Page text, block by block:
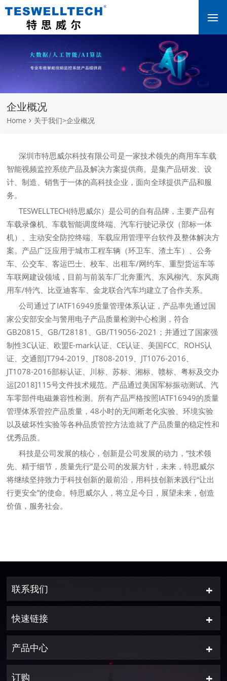
企业概况
Home 关于我们>企业概况
深圳市特思威尔科技有限公司是一家技术领先的商用车车载
智能视频监控系统产品及解决方案提供商。是集产品研发、设
计、制造、销售于一体的高科技企业，面向全球提供产品和服
务。
TESWELLTECH(特思威尔）是公司的自有品牌，主要产品有
车载录像机、车载智能调度终端、汽车行驶记录仪（部标一体
机）、主动安全防控终端、车载应用管理平台软件及整体解决方
案。产品广泛应用于城市工程车辆（环卫车、渣土车）、公务
车、公交车、客运巴士、校车、出租车/网约车、重型货运车等
车联网建设领域，目前与前装车厂北奔重汽、东风柳汽、东风商
用车/特汽、比亚迪客车、金龙联合汽车均建立了合作关系。
公司通过了IATF16949质量管理体系认证，产品率先通过国
家公安部安全与警用电子产品质量检测中心检测，符合
GB20815、GB/T28181、GB/T19056-2021；并通过了国家强
制性3C认证、欧盟E-mark认证、CE认证、美国FCC、ROHS认
证、交通部JT794-2019、JT808-2019、JT1076-2016、
JT1078-2016部标认证、川标、苏标、湘标、赣标、粤标及交办
运[2018]115号文件技术规范。产品通过美国军标振动测试、汽
车零部件电磁兼容性检测。所有产品严格按照IATF16949的质量
管理体系管控产品质量，48小时的无间断老化实验、环境实验
以及破坏性实验等各种品质管控方法造就了产品质量的稳定性和
优秀品质。
科技是公司发展的核心，创新是公司发展的动力，“技术领
先、精于细节，质量先行”是公司的发展方针，未来，特思威尔
将继续坚持致力于科技创新的最前沿，用科技创新来践行“让出
行更安全”的使命。特思威尔人，将立足今日，展望未来，创造
价值，服务社会。
联系我们
快速链接
产品中心
订购